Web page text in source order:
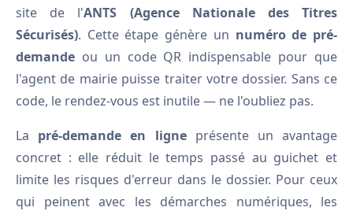
site de l'ANTS (Agence Nationale des Titres
Sécurisés). Cette étape génère un numéro de pré-
demande ou un code QR indispensable pour que
l'agent de mairie puisse traiter votre dossier. Sans ce
code, le rendez-vous est inutile — ne l'oubliez pas.
La pré-demande en ligneprésente un avantage
concret : elle réduit le temps passé au guichet et
limite les risques d'erreur dans le dossier. Pour ceux
qui peinent avec les démarches numériques, les